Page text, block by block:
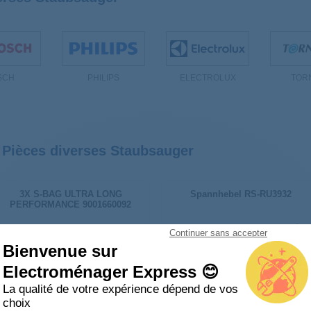
Continuer sans accepter
Bienvenue sur
Electroménager Express 😊
La qualité de votre expérience dépend de vos
choix
diverses Staubsauger
3X S-BAG ULTRA LONG
PERFORMANCE 9001660092
Spannhebel RS-RU3932